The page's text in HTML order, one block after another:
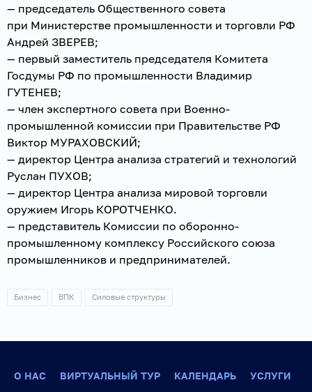
— председатель Общественного совета
при Министерстве промышленности и торговли РФ
Андрей ЗВЕРЕВ;
— первый заместитель председателя Комитета
Госдумы РФ по промышленности Владимир
ГУТЕНЕВ;
— член экспертного совета при Военно-
промышленной комиссии при Правительстве РФ
Виктор МУРАХОВСКИЙ;
— директор Центра анализа стратегий и технологий
Руслан ПУХОВ;
— директор Центра анализа мировой торговли
оружием Игорь КОРОТЧЕНКО.
— представитель Комиссии по оборонно-
промышленному комплексу Российского союза
промышленников и предпринимателей.
Бизнес ВПК Силовые структуры
О НАС ВИРТУАЛЬНЫЙ ТУР КАЛЕНДАРЬ УСЛУГИ